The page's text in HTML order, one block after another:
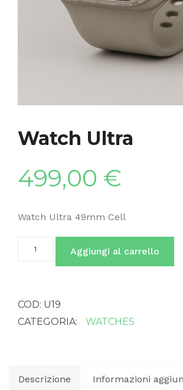
Watch Ultra
499,00 €
Watch Ultra 49mm Cell
Aggiungi al carrello
COD: U19
CATEGORIA:
WATCHES
Descrizione Informazioni